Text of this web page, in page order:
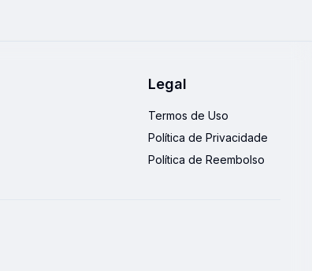
Legal
Termos de Uso
Política de Privacidade
Política de Reembolso